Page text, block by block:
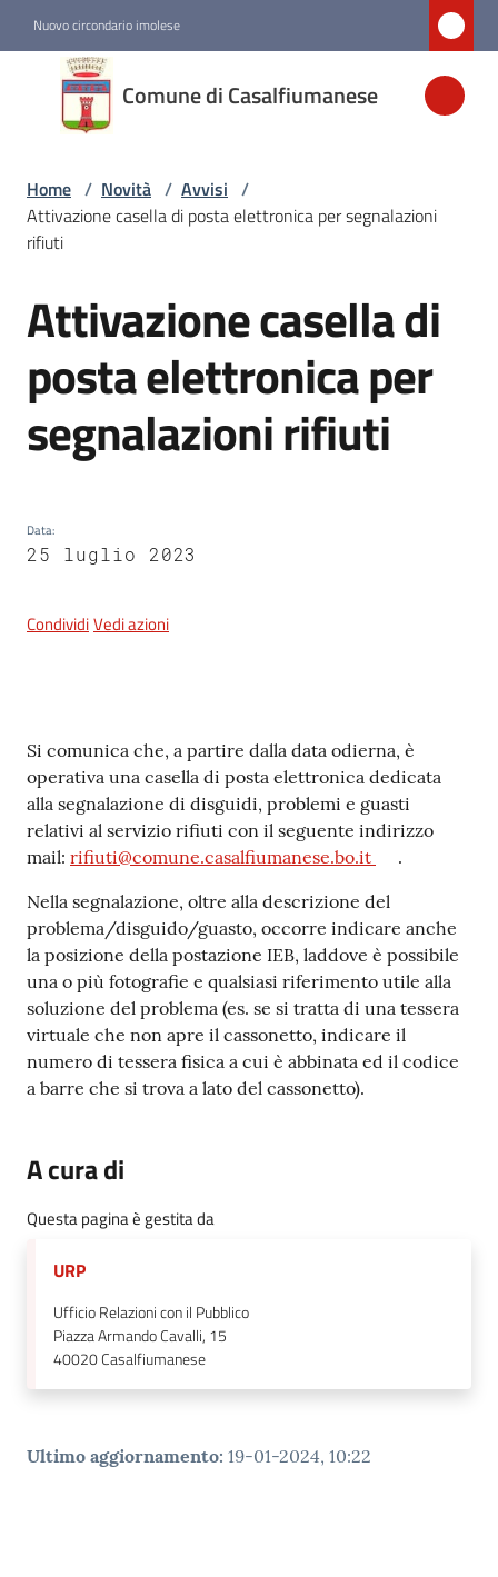
Nuovo circondario imolese
Comune di Casalfiumanese
Comune di
Casalfiumanese
Amministrazione
Vivere
Casalfiumanese
Servizi
Tutti
gli
argomenti
Home / Novità / Avvisi /
Attivazione casella di posta elettronica per segnalazioni
rifiuti
Salta al contenuto
Attivazione casella di
posta elettronica per
segnalazioni rifiuti
Data:
25 luglio 2023
CondividiVedi azioni
Contenuto
Si comunica che, a partire dalla data odierna, è
operativa una casella di posta elettronica dedicata
alla segnalazione di disguidi, problemi e guasti
relativi al servizio rifiuti con il seguente indirizzo
mail: rifiuti@comune.casalfiumanese.bo.it
.
Nella segnalazione, oltre alla descrizione del
problema/disguido/guasto, occorre indicare anche
la posizione della postazione IEB, laddove è possibile
una o più fotografie e qualsiasi riferimento utile alla
soluzione del problema (es. se si tratta di una tessera
virtuale che non apre il cassonetto, indicare il
numero di tessera fisica a cui è abbinata ed il codice
a barre che si trova a lato del cassonetto).
A cura di
Questa pagina è gestita da
URP
Ufficio Relazioni con il Pubblico
Piazza Armando Cavalli, 15
40020Casalfiumanese
Ultimo aggiornamento: 19-01-2024, 10:22